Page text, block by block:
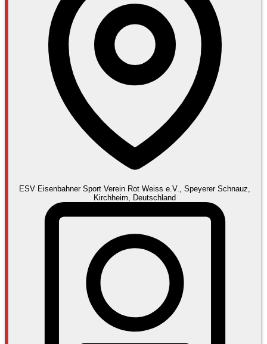
ESV Eisenbahner Sport Verein Rot Weiss e.V., Speyerer Schnauz,
Kirchheim, Deutschland